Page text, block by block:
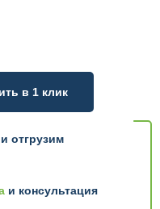
отгрузим
и консультация
в 1 клик